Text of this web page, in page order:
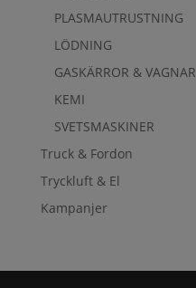
PLASMAUTRUSTNING
LÖDNING
GASKÄRROR & VAGNAR
KEMI
SVETSMASKINER
Truck & Fordon
Tryckluft & El
Kampanjer